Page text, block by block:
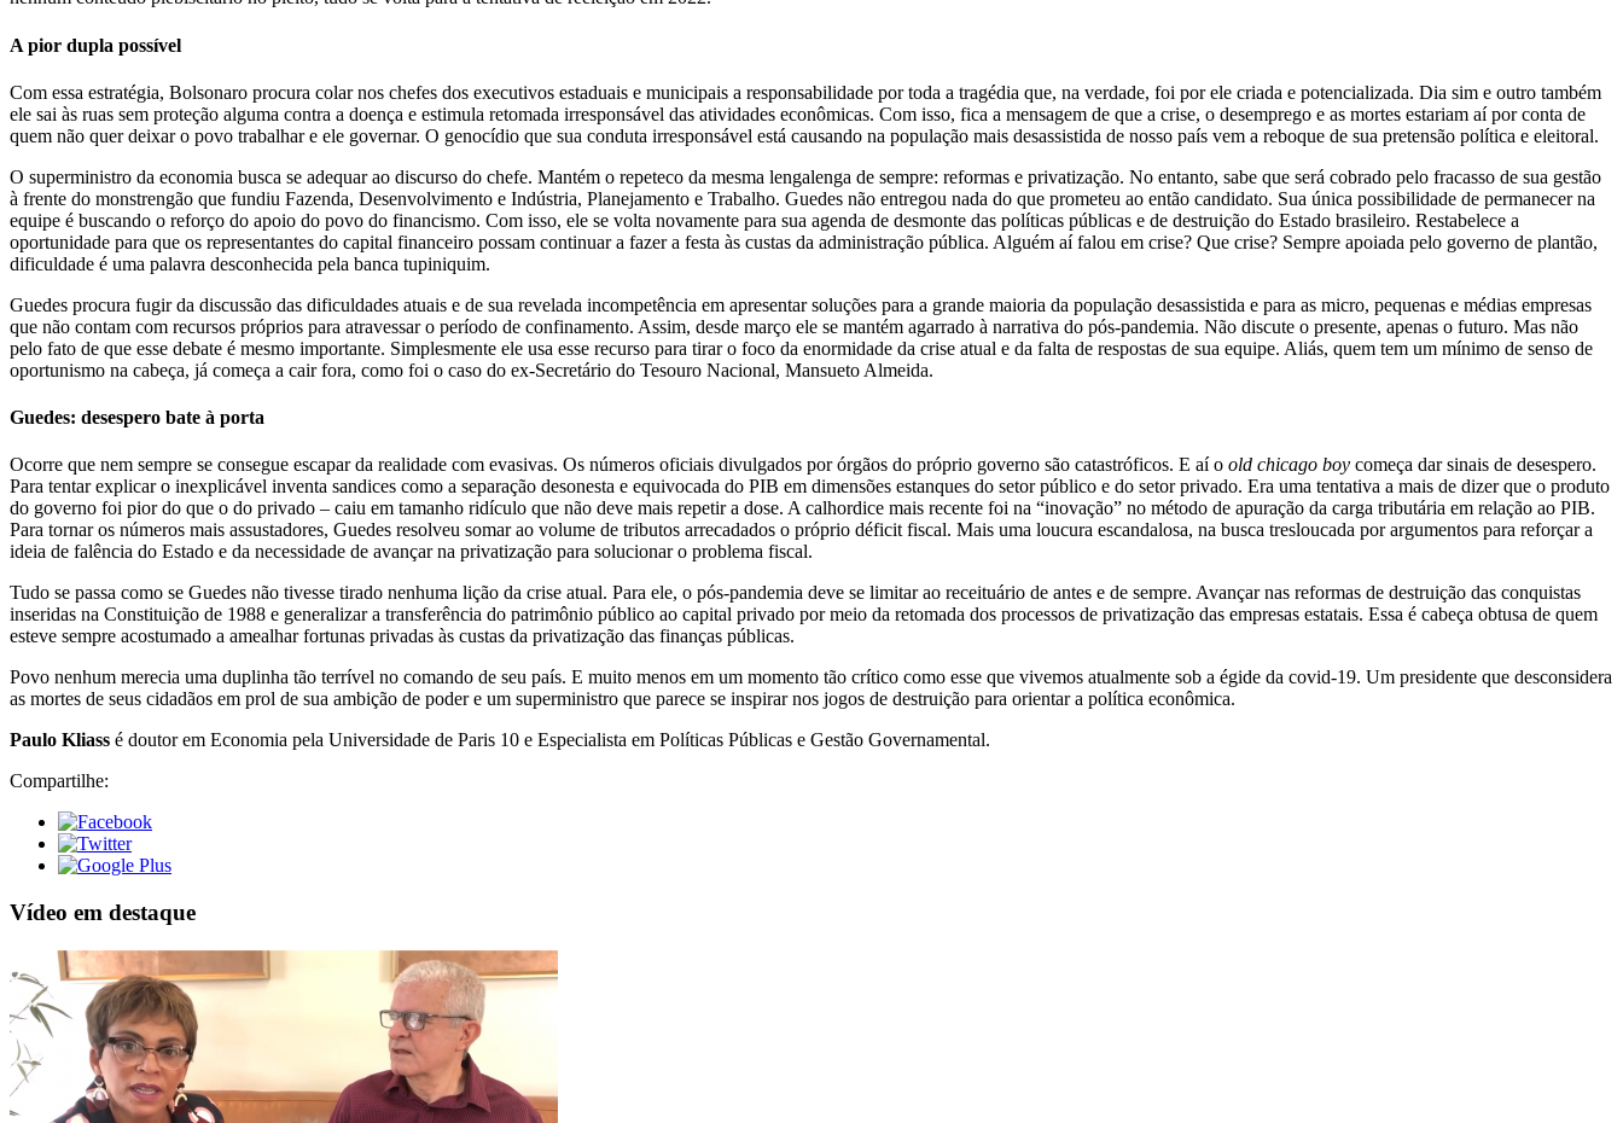
A pior dupla possível
Com essa estratégia, Bolsonaro procura colar nos chefes dos executivos estaduais e municipais a responsabilidade por toda a tragédia que, na verdade, foi por ele criada e potencializada. Dia sim e outro também
ele sai às ruas sem proteção alguma contra a doença e estimula retomada irresponsável das atividades econômicas. Com isso, fica a mensagem de que a crise, o desemprego e as mortes estariam aí por conta de
quem não quer deixar o povo trabalhar e ele governar. O genocídio que sua conduta irresponsável está causando na população mais desassistida de nosso país vem a reboque de sua pretensão política e eleitoral.
O superministro da economia busca se adequar ao discurso do chefe. Mantém o repeteco da mesma lengalenga de sempre: reformas e privatização. No entanto, sabe que será cobrado pelo fracasso de sua gestão
à frente do monstrengão que fundiu Fazenda, Desenvolvimento e Indústria, Planejamento e Trabalho. Guedes não entregou nada do que prometeu ao então candidato. Sua única possibilidade de permanecer na
equipe é buscando o reforço do apoio do povo do financismo. Com isso, ele se volta novamente para sua agenda de desmonte das políticas públicas e de destruição do Estado brasileiro. Restabelece a
oportunidade para que os representantes do capital financeiro possam continuar a fazer a festa às custas da administração pública. Alguém aí falou em crise? Que crise? Sempre apoiada pelo governo de plantão,
dificuldade é uma palavra desconhecida pela banca tupiniquim.
Guedes procura fugir da discussão das dificuldades atuais e de sua revelada incompetência em apresentar soluções para a grande maioria da população desassistida e para as micro, pequenas e médias empresas
que não contam com recursos próprios para atravessar o período de confinamento. Assim, desde março ele se mantém agarrado à narrativa do pós-pandemia. Não discute o presente, apenas o futuro. Mas não
pelo fato de que esse debate é mesmo importante. Simplesmente ele usa esse recurso para tirar o foco da enormidade da crise atual e da falta de respostas de sua equipe. Aliás, quem tem um mínimo de senso de
oportunismo na cabeça, já começa a cair fora, como foi o caso do ex-Secretário do Tesouro Nacional, Mansueto Almeida.
Guedes: desespero bate à porta
Ocorre que nem sempre se consegue escapar da realidade com evasivas. Os números oficiais divulgados por órgãos do próprio governo são catastróficos. E aí o old chicago boy começa dar sinais de desespero.
Para tentar explicar o inexplicável inventa sandices como a separação desonesta e equivocada do PIB em dimensões estanques do setor público e do setor privado. Era uma tentativa a mais de dizer que o produto
do governo foi pior do que o do privado – caiu em tamanho ridículo que não deve mais repetir a dose. A calhordice mais recente foi na “inovação” no método de apuração da carga tributária em relação ao PIB.
Para tornar os números mais assustadores, Guedes resolveu somar ao volume de tributos arrecadados o próprio déficit fiscal. Mais uma loucura escandalosa, na busca tresloucada por argumentos para reforçar a
ideia de falência do Estado e da necessidade de avançar na privatização para solucionar o problema fiscal.
Tudo se passa como se Guedes não tivesse tirado nenhuma lição da crise atual. Para ele, o pós-pandemia deve se limitar ao receituário de antes e de sempre. Avançar nas reformas de destruição das conquistas
inseridas na Constituição de 1988 e generalizar a transferência do patrimônio público ao capital privado por meio da retomada dos processos de privatização das empresas estatais. Essa é cabeça obtusa de quem
esteve sempre acostumado a amealhar fortunas privadas às custas da privatização das finanças públicas.
Povo nenhum merecia uma duplinha tão terrível no comando de seu país. E muito menos em um momento tão crítico como esse que vivemos atualmente sob a égide da covid-19. Um presidente que desconsidera
as mortes de seus cidadãos em prol de sua ambição de poder e um superministro que parece se inspirar nos jogos de destruição para orientar a política econômica.
Paulo Kliass é doutor em Economia pela Universidade de Paris 10 e Especialista em Políticas Públicas e Gestão Governamental.
Compartilhe:
Vídeo em destaque